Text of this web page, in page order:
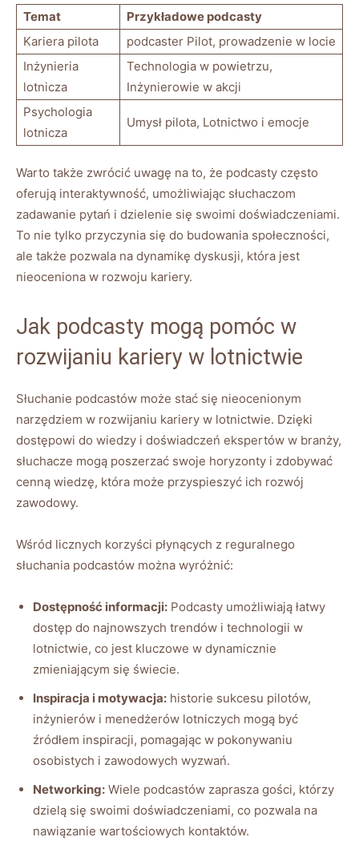
Temat
Przykładowe ‌podcasty
Kariera pilota
podcaster Pilot, prowadzenie w locie
Inżynieria ​
lotnicza
Technologia w powietrzu,
Inżynierowie w akcji
Psychologia‌
lotnicza
Umysł pilota, ‍Lotnictwo ​i emocje
Warto także zwrócić uwagę na to, że podcasty często
oferują interaktywność, umożliwiając słuchaczom
zadawanie pytań i dzielenie się swoimi doświadczeniami.
To nie tylko przyczynia się do budowania społeczności,
ale także pozwala na dynamikę dyskusji, ⁢która jest
nieoceniona ⁣w rozwoju kariery.
Jak podcasty mogą pomóc w
rozwijaniu kariery w lotnictwie
Słuchanie podcastów może ‍stać się nieocenionym
narzędziem w rozwijaniu kariery w lotnictwie. Dzięki⁤
dostępowi do wiedzy i doświadczeń ekspertów w branży,
słuchacze mogą poszerzać swoje horyzonty i‍ zdobywać
cenną wiedzę, która może przyspieszyć ich rozwój
zawodowy.
Wśród licznych korzyści płynących z reguralnego
słuchania podcastów można wyróżnić:
Dostępność informacji: Podcasty umożliwiają łatwy
dostęp do najnowszych trendów i technologii w
lotnictwie, co jest kluczowe⁢ w dynamicznie
zmieniającym się świecie.
Inspiracja i motywacja: historie sukcesu pilotów,
inżynierów ​i menedżerów lotniczych ⁢mogą być
źródłem inspiracji, pomagając w pokonywaniu
osobistych i zawodowych wyzwań.
Networking: Wiele ‍podcastów zaprasza gości, którzy
dzielą się swoimi doświadczeniami, co pozwala na
nawiązanie wartościowych kontaktów.